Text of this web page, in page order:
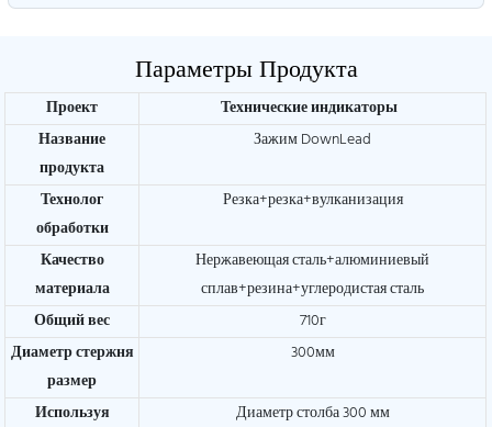
Параметры Продукта
Проект
Технические индикаторы
Название
продукта
Зажим DownLead
Технолог
обработки
Резка+резка+вулканизация
Качество
материала
Нержавеющая сталь+алюминиевый
сплав+резина+углеродистая сталь
Общий вес
710г
Диаметр стержня
размер
300мм
Используя
Диаметр столба 300 мм